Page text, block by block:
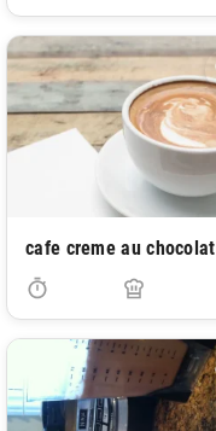
cafe creme au chocolat